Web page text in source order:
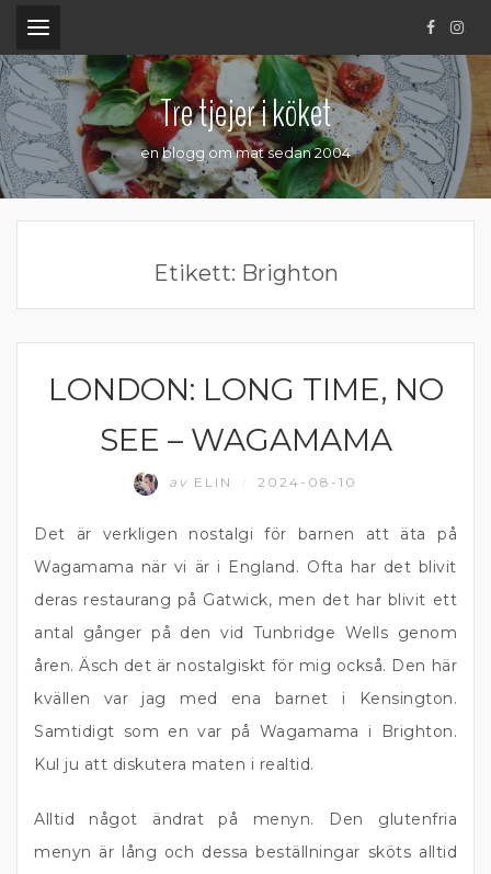
.
Tre tjejer i köket
en blogg om mat sedan 2004
Etikett: Brighton
RESOR
LONDON: LONG TIME, NO
SEE – WAGAMAMA
av ELIN 2024-08-10
Det är verkligen nostalgi för barnen att äta på
Wagamama när vi är i England. Ofta har det blivit
deras restaurang på Gatwick, men det har blivit ett
antal gånger på den vid Tunbridge Wells genom
åren. Äsch det är nostalgiskt för mig också. Den här
kvällen var jag med ena barnet i Kensington.
Samtidigt som en var på Wagamama i Brighton.
Kul ju att diskutera maten i realtid.
Alltid något ändrat på menyn. Den glutenfria
menyn är lång och dessa beställningar sköts alltid